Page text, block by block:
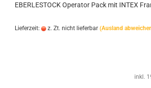
EBERLESTOCK Operator Pack mit INTEX
Lieferzeit: z. Zt. nicht lieferbar (Ausland
inkl.